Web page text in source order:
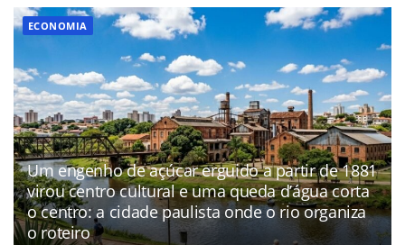
ECONOMIA
Um engenho de açúcar erguido a partir de 1881
virou centro cultural e uma queda d’água corta
o centro: a cidade paulista onde o rio organiza
o roteiro